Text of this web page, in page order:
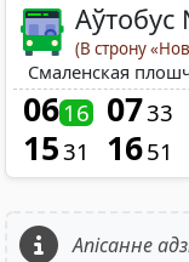
Аўтобус
(В строну
Смаленская
0616 0733
1531 1651
Апісанне